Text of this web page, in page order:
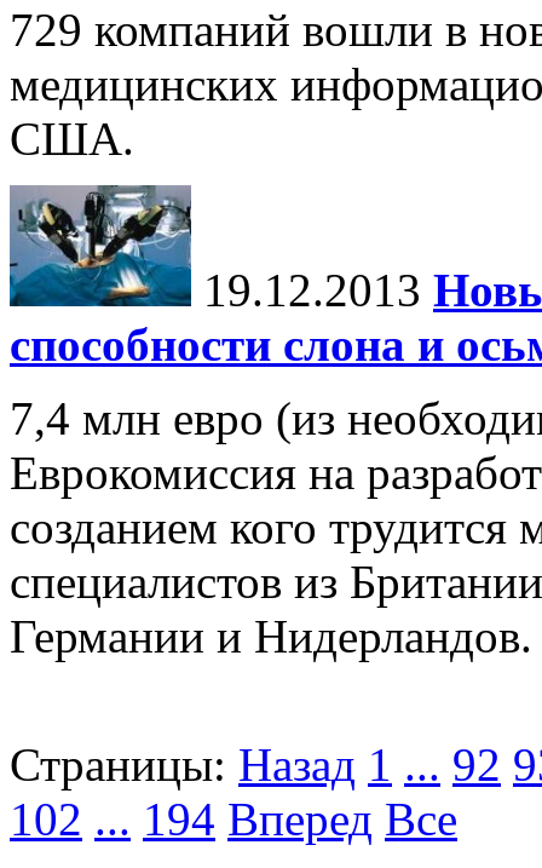
729 компаний вошли в
медицинских
США.
19.12.2013
способности слона и
7,4 млн евро (из
Еврокомиссия на
созданием кого
специалистов из
Германии и Нидерландов.
Страницы: Назад 1 ... 92
102 ... 194 Вперед Все